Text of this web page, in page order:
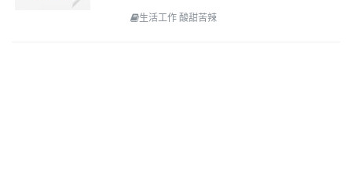
生活工作 酸甜苦辣